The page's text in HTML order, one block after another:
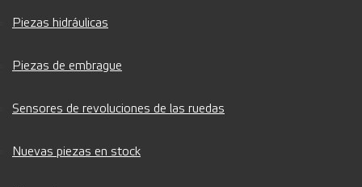
Piezas hidráulicas
Piezas de embrague
Sensores de revoluciones de las ruedas
Nuevas piezas en stock